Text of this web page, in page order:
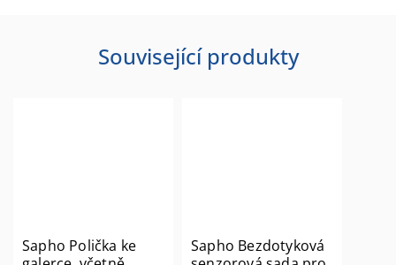
Související produkty
Sapho Polička ke
Sapho Bezdotyková